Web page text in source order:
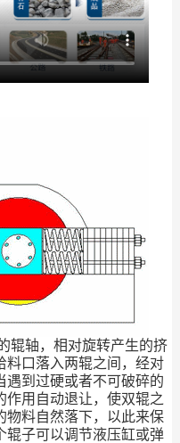
辊轴，相对旋转产生的挤
料口落入两辊之间，经对
遇到过硬或者不可破碎的
作用自动退让，使双辊之
物料自然落下，以此来保
辊子可以调节液压缸或弹